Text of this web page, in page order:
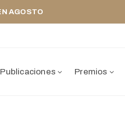
AGOSTO
Publicaciones Premios